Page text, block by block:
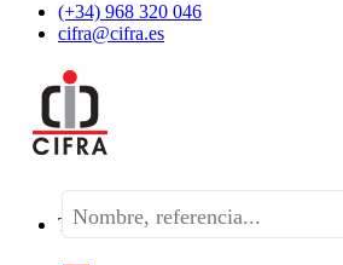
(+34) 968 320 046
cifra@cifra.es
Teléfono:(+34) 968 320 046